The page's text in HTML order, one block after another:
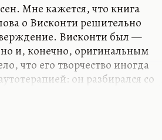
Мне кажется, что книга
о Висконти решительно
Висконти был —
и, конечно, оригинальным
что его творчество иногда
он разбирался со
просто делал
чем Феллини, и уж точно
Пазолини, слава тебе,